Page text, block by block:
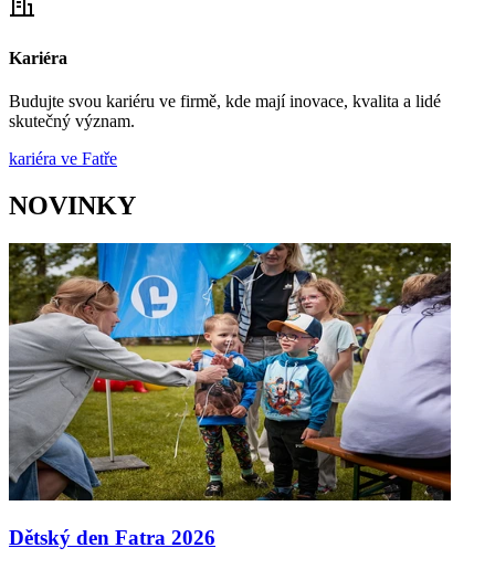
Kariéra
Budujte svou kariéru ve firmě, kde mají inovace, kvalita a lidé
skutečný význam.
kariéra ve Fatře
NOVINKY
Dětský den Fatra 2026